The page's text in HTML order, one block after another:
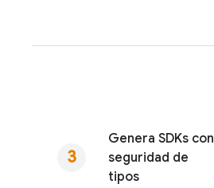
Genera SDKs con
seguridad de
tipos